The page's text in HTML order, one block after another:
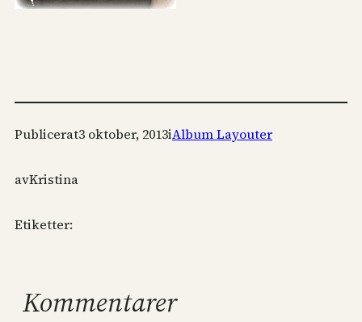
Publicerat3 oktober, 2013iAlbum Layouter
avKristina
Etiketter:
Kommentarer